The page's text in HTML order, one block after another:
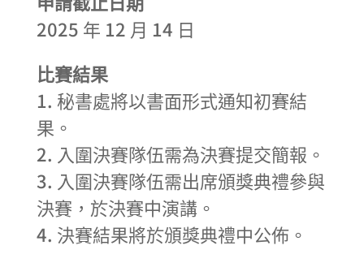
2025 年 12 月 14 日
比賽結果
1. 秘書處將以書面形式通知初賽結
果。
2. 入圍決賽隊伍需為決賽提交簡報。
3. 入圍決賽隊伍需出席頒獎典禮參與
決賽，於決賽中演講。
4. 決賽結果將於頒獎典禮中公佈。